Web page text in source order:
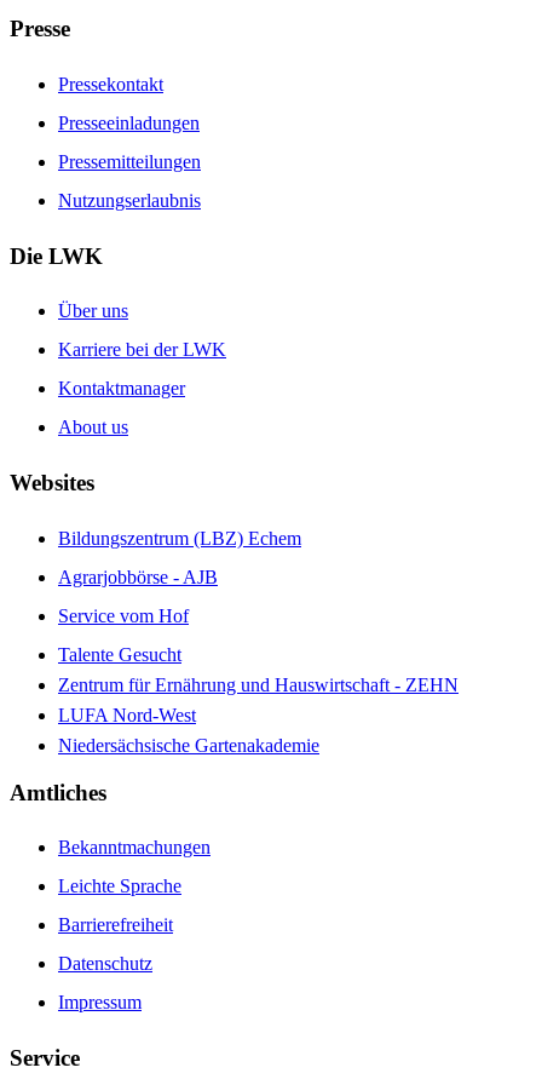
Presse
Pressekontakt
Presseeinladungen
Pressemitteilungen
Nutzungserlaubnis
Die LWK
Über uns
Karriere bei der LWK
Kontaktmanager
About us
Websites
Bildungszentrum (LBZ) Echem
Agrarjobbörse - AJB
Service vom Hof
Talente Gesucht
Zentrum für Ernährung und Hauswirtschaft - ZEHN
LUFA Nord-West
Niedersächsische Gartenakademie
Amtliches
Bekanntmachungen
Leichte Sprache
Barrierefreiheit
Datenschutz
Impressum
Service